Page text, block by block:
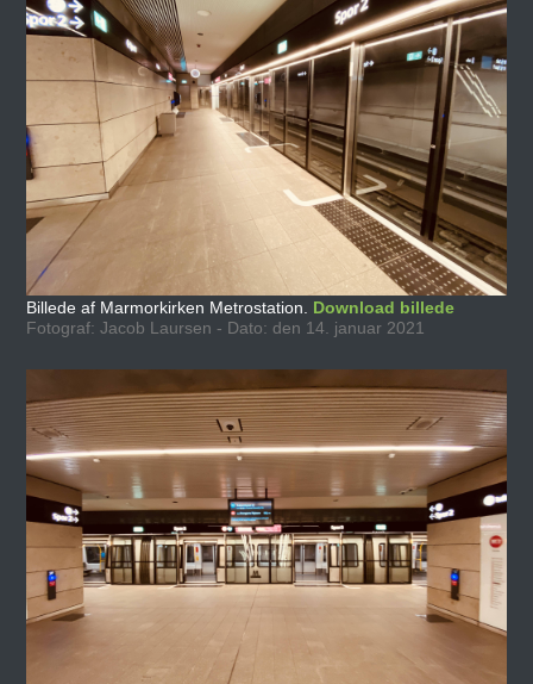
Billede af Marmorkirken Metrostation. Download billede
Fotograf: Jacob Laursen - Dato: den 14. januar 2021